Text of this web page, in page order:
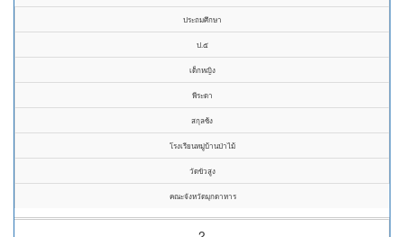
ประถมศึกษา
ป.๕
เด็กหญิง
พีระดา
สกุลซ้ง
โรงเรียนหมู่บ้านป่าไม้
วัดขัวสูง
คณะจังหวัดมุกดาหาร